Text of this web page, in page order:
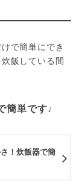
で簡単にでき
飯している間
簡単です♩
！炊飯器で簡